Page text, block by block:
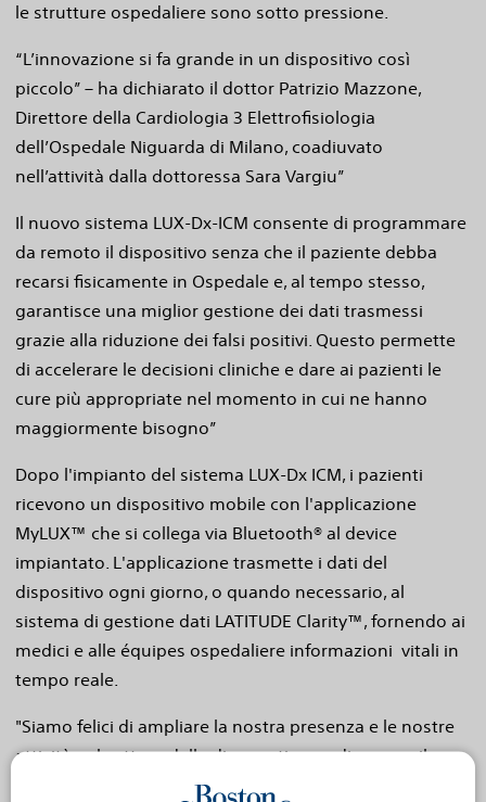
le strutture ospedaliere sono sotto pressione.
“L’innovazione si fa grande in un dispositivo così
piccolo” – ha dichiarato il dottor Patrizio Mazzone,
Direttore della Cardiologia 3 Elettrofisiologia
dell’Ospedale Niguarda di Milano, coadiuvato
nell’attività dalla dottoressa Sara Vargiu”
Il nuovo sistema LUX-Dx-ICM consente di programmare
da remoto il dispositivo senza che il paziente debba
recarsi fisicamente in Ospedale e, al tempo stesso,
garantisce una miglior gestione dei dati trasmessi
grazie alla riduzione dei falsi positivi. Questo permette
di accelerare le decisioni cliniche e dare ai pazienti le
cure più appropriate nel momento in cui ne hanno
maggiormente bisogno”
Dopo l'impianto del sistema LUX-Dx ICM, i pazienti
ricevono un dispositivo mobile con l'applicazione
MyLUX™ che si collega via Bluetooth® al device
impiantato. L'applicazione trasmette i dati del
dispositivo ogni giorno, o quando necessario, al
sistema di gestione dati LATITUDE Clarity™, fornendo ai
medici e alle équipes ospedaliere informazioni vitali in
tempo reale.
"Siamo felici di ampliare la nostra presenza e le nostre
attività nel settore della diagnostica cardiaca con il
sistema LUX-Dx ICM", ha dichiarato Angelo De Rosa,